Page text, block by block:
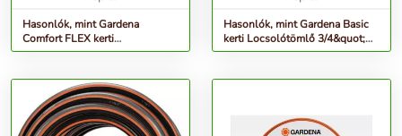
Hasonlók, mint Gardena
Comfort FLEX kerti
Locsolótömlő 1/2&quot; 20 M
Hasonlók, mint Gardena Basic
kerti Locsolótömlő 3/4&quot;
25 M